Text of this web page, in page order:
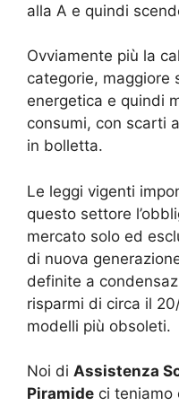
alla A e quindi
Ovviamente più la
categorie, maggiore
energetica e quindi
consumi, con scarti
in bolletta.
Le leggi vigenti
questo settore
mercato solo ed
di nuova
definite a
risparmi di circa il
modelli più obsoleti.
Noi di Assistenza
Piramide ci teniamo